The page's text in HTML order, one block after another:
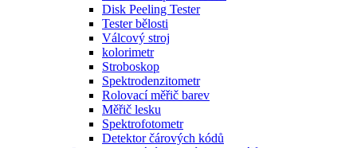
Disk Peeling Tester
Tester bělosti
Válcový stroj
kolorimetr
Stroboskop
Spektrodenzitometr
Rolovací měřič barev
Měřič lesku
Spektrofotometr
Detektor čárových kódů